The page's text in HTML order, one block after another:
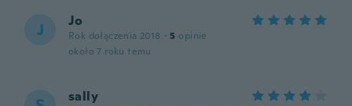
J Jo
Rok dołączenia 2018 · 5 opinie
około 7 roku temu
sally